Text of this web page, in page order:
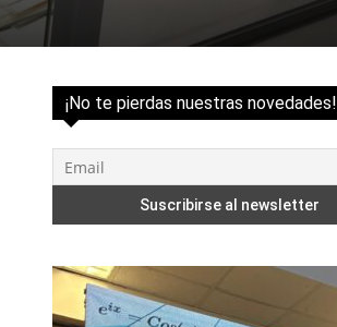
¡No te pierdas nuestras novedades!